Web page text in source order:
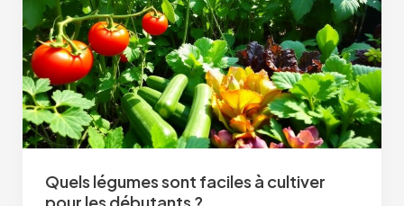
pour
le
jardin
?
Quels légumes sont faciles à cultiver
pour les débutants ?